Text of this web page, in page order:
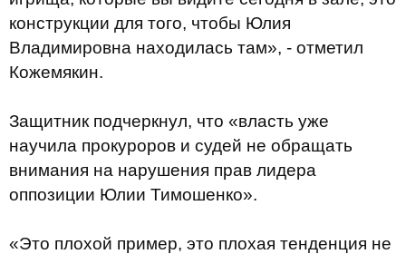
конструкции для того, чтобы Юлия
Владимировна находилась там», - отметил
Кожемякин.
Защитник подчеркнул, что «власть уже
научила прокуроров и судей не обращать
внимания на нарушения прав лидера
оппозиции Юлии Тимошенко».
«Это плохой пример, это плохая тенденция не